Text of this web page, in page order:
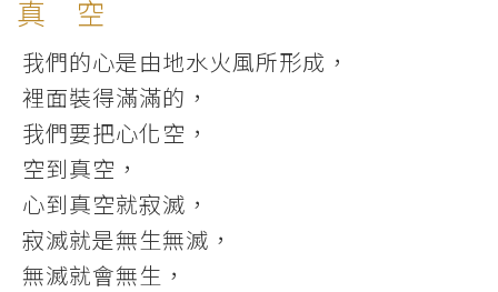
真 空
我們的心是由地水火風所形成，
裡面裝得滿滿的，
我們要把心化空，
空到真空，
心到真空就寂滅，
寂滅就是無生無滅，
無滅就會無生，